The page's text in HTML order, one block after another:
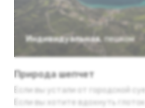
Индивидуальная, пешком
Природа шепчет
Если вы устали от городской
Если вы хотите вдохнуть